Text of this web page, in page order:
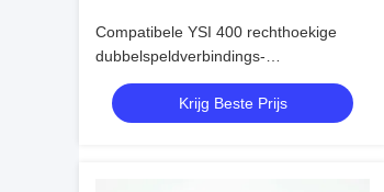
Compatibele YSI 400 rechthoekige
dubbelspeldverbindings-
temperatuuradapterkabel voor
eenmalige temperatuursonde
Krijg Beste Prijs